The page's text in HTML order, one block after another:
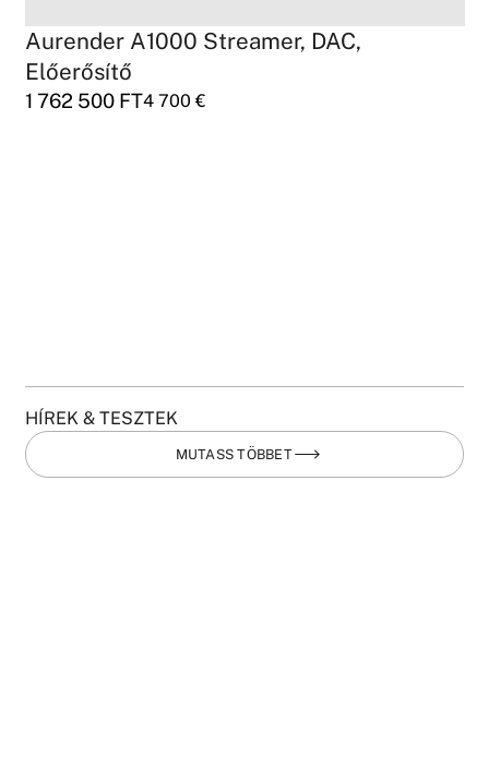
Aurender A1000 Streamer, DAC,
Előerősítő
1 762 500 FT4 700€
HÍREK & TESZTEK
MUTASS TÖBBET